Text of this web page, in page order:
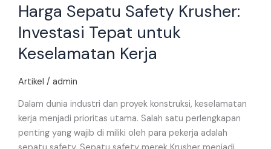
Harga Sepatu Safety Krusher:
Investasi Tepat untuk
Keselamatan Kerja
Artikel / admin
Dalam dunia industri dan proyek konstruksi, keselamatan
kerja menjadi prioritas utama. Salah satu perlengkapan
penting yang wajib di miliki oleh para pekerja adalah